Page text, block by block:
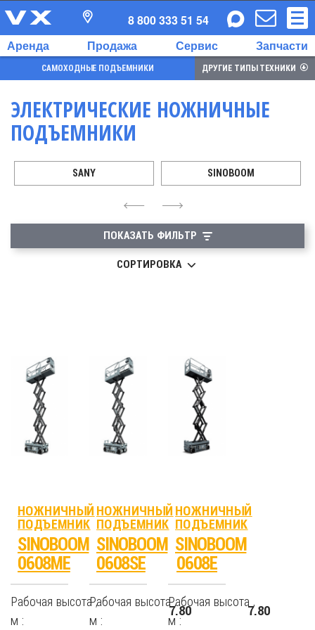
Аренда Продажа Сервис Запчасти
8 800 333 51 54
САМОХОДНЫЕ ПОДЪЕМНИКИ ДРУГИЕ ТИПЫ ТЕХНИКИ
ЭЛЕКТРИЧЕСКИЕ НОЖНИЧНЫЕ
ПОДЪЕМНИКИ
4
SANY SINOBOOM
6
ПОКАЗАТЬ ФИЛЬТР
СОРТИРОВКА
НОЖНИЧНЫЙ
ПОДЪЕМНИК
SINOBOOM
0608ME
Рабочая высота ,
м :
7.80
НОЖНИЧНЫЙ
ПОДЪЕМНИК
SINOBOOM
0608SE
Рабочая высота ,
м :
7.80
НОЖНИЧНЫЙ
ПОДЪЕМНИК
SINOBOOM
0608E
Рабочая высота ,
м :